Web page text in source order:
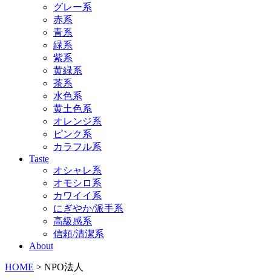
グレー系
赤系
青系
緑系
紫系
黄緑系
茶系
水色系
黄土色系
オレンジ系
ピンク系
カラフル系
Taste
オシャレ系
オモシロ系
カワイイ系
にぎやか/派手系
高級感系
信頼/清潔系
About
HOME > NPO法人